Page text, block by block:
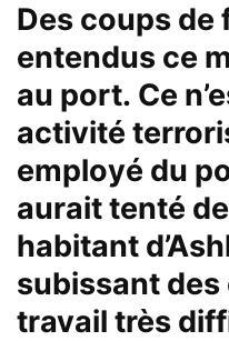
Des coups de
entendus ce
au port. Ce
activité
employé du
aurait tenté
habitant
subissant
travail très